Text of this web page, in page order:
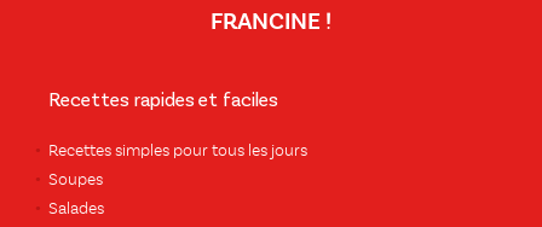
FRANCINE !
Recettes rapides et faciles
Recettes simples pour tous les jours
Soupes
Salades